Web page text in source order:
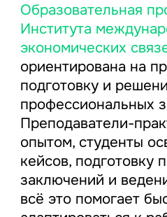
Образовательная
Института
экономических
ориентирована на
подготовку и
профессиональных
Преподаватели-
опытом, студенты
кейсов, подготовку
заключений и
всё это помогает